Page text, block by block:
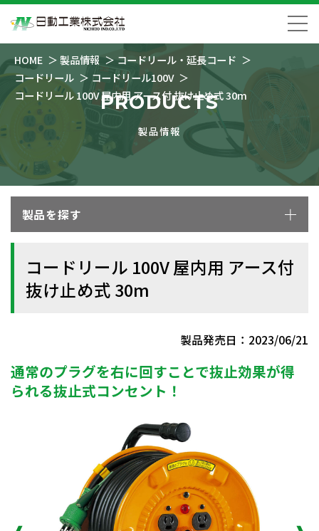
HOME 製品情報
コードリール・延長コード
コードリール
コードリール100V
コードリール 100V 屋内用 アース付 抜け止め式 30m
PRODUCTS
製品情報
製品を探す
コードリール 100V 屋内用 アース付
抜け止め式 30m
製品発売日：2023/06/21
通常のプラグを右に回すことで抜止効果が得
られる抜止式コンセント！